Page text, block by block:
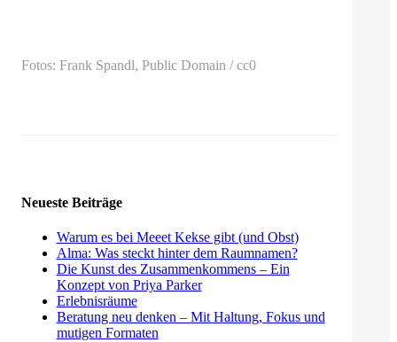
Fotos: Frank Spandl, Public Domain / cc0
Neueste Beiträge
Warum es bei Meeet Kekse gibt (und Obst)
Alma: Was steckt hinter dem Raumnamen?
Die Kunst des Zusammenkommens – Ein
Konzept von Priya Parker
Erlebnisräume
Beratung neu denken – Mit Haltung, Fokus und
mutigen Formaten